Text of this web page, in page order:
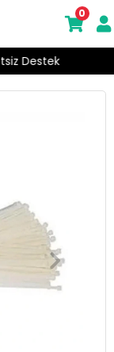
Destek
0